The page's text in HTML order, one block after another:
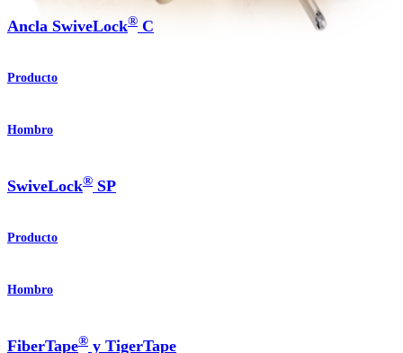
Ancla SwiveLock® C
Producto
Hombro
SwiveLock® SP
Producto
Hombro
FiberTape® y TigerTape